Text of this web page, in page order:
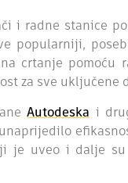
i radne stanice
popularniji,
crtanje pomoću
za sve uključene
Autodeska i
je uveo i dalje